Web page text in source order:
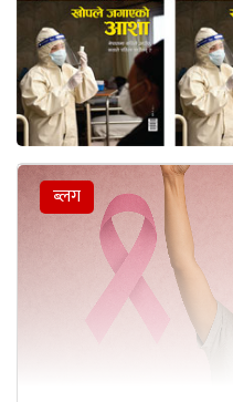
ब्लग